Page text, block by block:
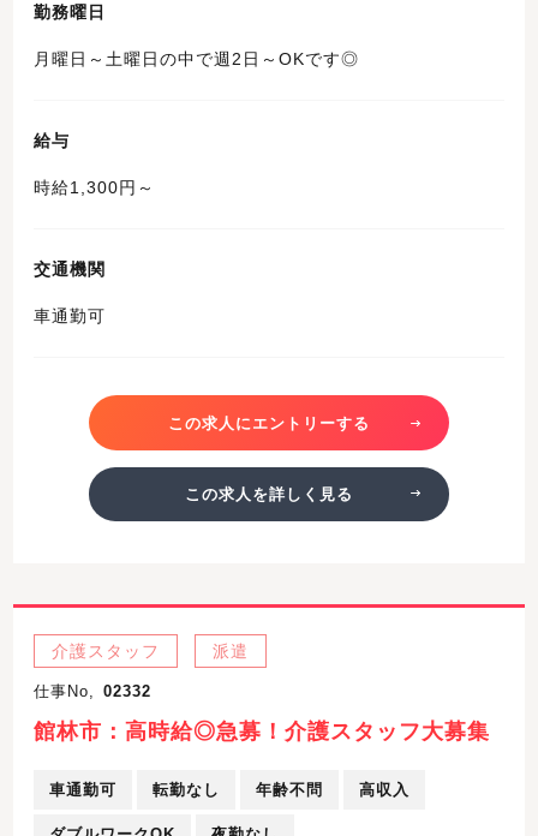
勤務曜日
月曜日～土曜日の中で週2日～OKです◎
給与
時給1,300円～
交通機関
車通勤可
この求人にエントリーする
この求人を詳しく見る
介護スタッフ 派遣
仕事No, 02332
館林市：高時給◎急募！介護スタッフ大募集
車通勤可 転勤なし 年齢不問 高収入